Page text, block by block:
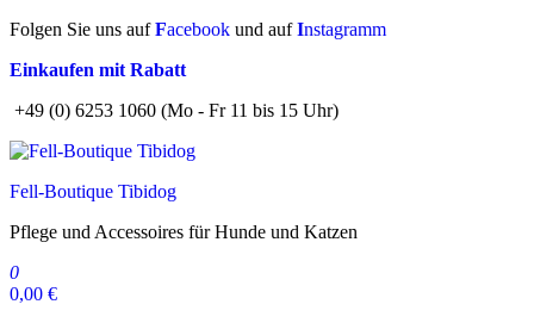
Zum
springen
Folgen Sie uns aufFacebook und aufInstagramm
Einkaufen mit Rabatt
+49 (0) 6253 1060 (Mo - Fr 11 bis 15 Uhr)
Fell-Boutique Tibidog
Pflege und Accessoires für Hunde und Katzen
0
0,00 €